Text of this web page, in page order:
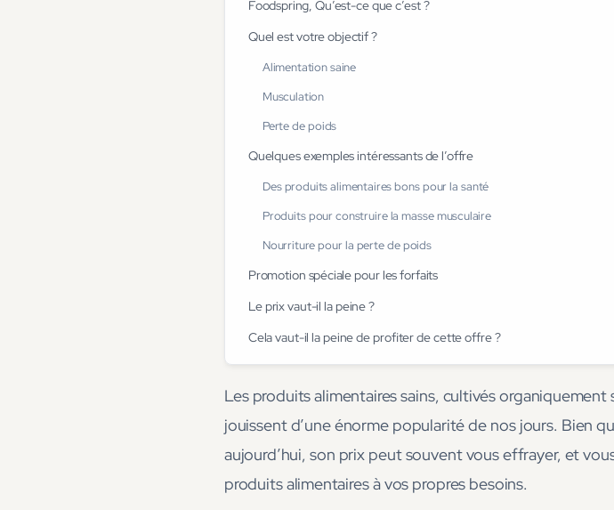
Foodspring, Qu’est-ce que c’est ?
Quel est votre objectif ?
Alimentation saine
Musculation
Perte de poids
Quelques exemples intéressants de l’offre
Des produits alimentaires bons pour la santé
Produits pour construire la masse musculaire
Nourriture pour la perte de poids
Promotion spéciale pour les forfaits
Le prix vaut-il la peine ?
Cela vaut-il la peine de profiter de cette offre ?
Les produits alimentaires sains, cultivés
jouissent d’une énorme popularité de nos jours. Bien
aujourd’hui, son prix peut souvent vous effrayer, et
produits alimentaires à vos propres besoins.